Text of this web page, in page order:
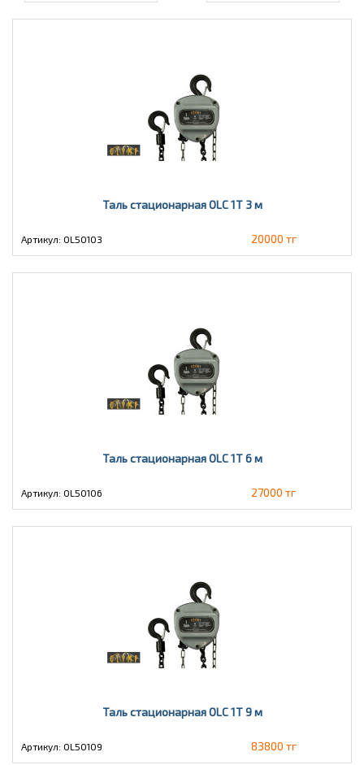
Таль стационарная OLC 1Т 3 м
Артикул: OL50103 20000 тг
Таль стационарная OLC 1Т 6 м
Артикул: OL50106 27000 тг
Таль стационарная OLC 1Т 9 м
Артикул: OL50109 83800 тг